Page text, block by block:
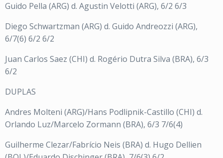
Guido Pella (ARG) d. Agustin Velotti (ARG), 6/2 6/3
Diego Schwartzman (ARG) d. Guido Andreozzi (ARG),
6/7(6) 6/2 6/2
Juan Carlos Saez (CHI) d. Rogério Dutra Silva (BRA), 6/3
6/2
DUPLAS
Andres Molteni (ARG)/Hans Podlipnik-Castillo (CHI) d.
Orlando Luz/Marcelo Zormann (BRA), 6/3 7/6(4)
Guilherme Clezar/Fabrício Neis (BRA) d. Hugo Dellien